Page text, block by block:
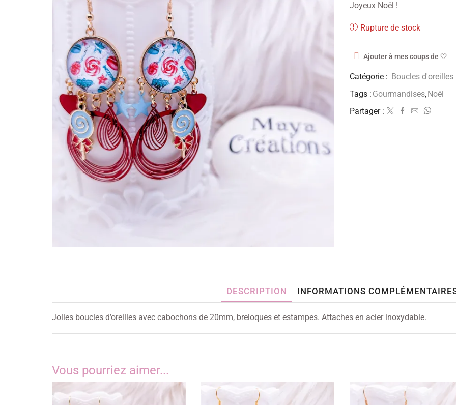
Joyeux Noël !
Rupture de stock
Ajouter à mes coups de 🤍
Catégorie : Boucles d'oreilles
Tags : Gourmandises,Noël
Partager :
DESCRIPTION INFORMATIONS
Jolies boucles d’oreilles avec cabochons de 20mm, breloques et estampes. Attaches en acier inoxydable.
Vous pourriez aimer...